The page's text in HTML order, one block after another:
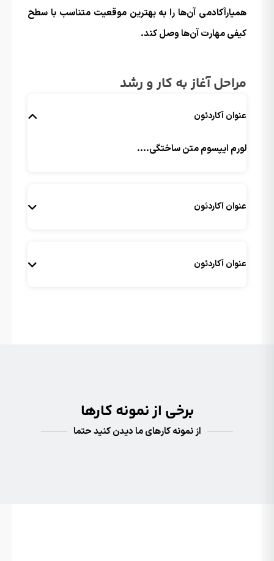
همیار‌آکادمی آن‌ها را به بهترین موقعیت متناسب با سطح
کیفی مهارت آن‌ها وصل کند.
مراحل آغاز به کار و رشد
عنوان آکاردئون
لورم ایپسوم متن ساختگی....
عنوان آکاردئون
عنوان آکاردئون
برخی از نمونه کارها
از نمونه کارهای ما دیدن کنید حتما